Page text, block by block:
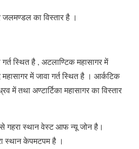
जलमण्डल का विस्तार है ।
गर्त स्थित है , अटलाण्टिक महासागरमें
महासागरमें जावा गर्त स्थित है । आर्कटिक
में तथाअण्टार्टिका महासागरका विस्तार
गहरा स्थान वेस्ट आफ न्यू जोन है।
स्थान केपमटपम है ।